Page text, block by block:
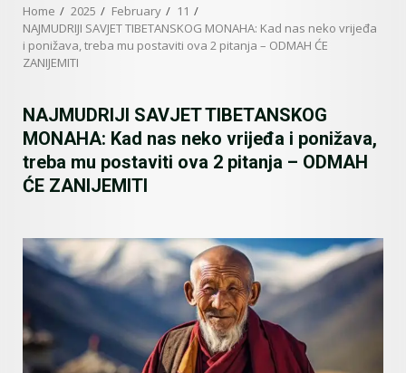
Home 2025 February
11
NAJMUDRIJI SAVJET TIBETANSKOG MONAHA: Kad nas neko vrijeđa
i ponižava, treba mu postaviti ova 2 pitanja – ODMAH ĆE
ZANIJEMITI
NAJMUDRIJI SAVJET TIBETANSKOG
MONAHA: Kad nas neko vrijeđa i ponižava,
treba mu postaviti ova 2 pitanja – ODMAH
ĆE ZANIJEMITI